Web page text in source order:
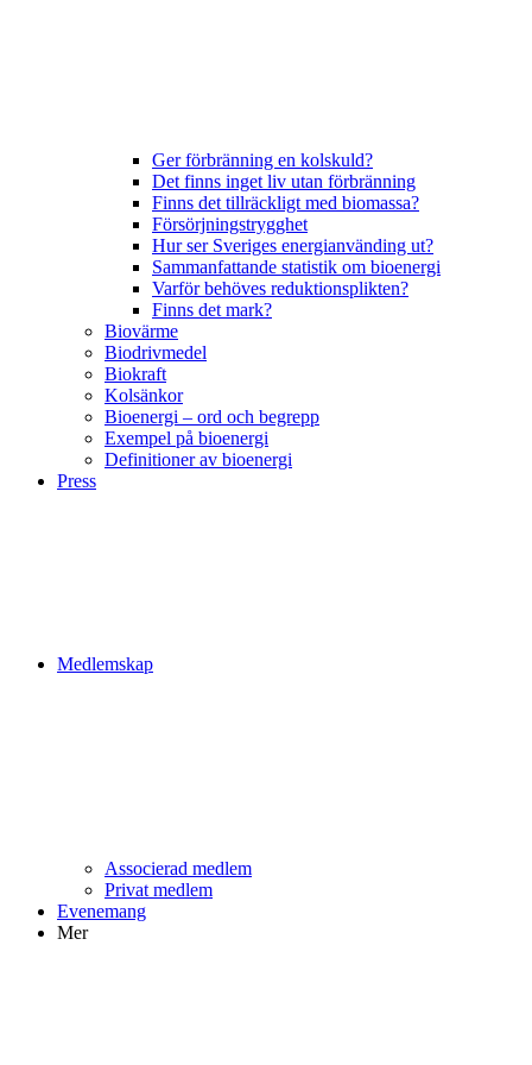
Ger förbränning en kolskuld?
Det finns inget liv utan förbränning
Finns det tillräckligt med biomassa?
Försörjningstrygghet
Hur ser Sveriges energianvänding ut?
Sammanfattande statistik om bioenergi
Varför behöves reduktionsplikten?
Finns det mark?
Biovärme
Biodrivmedel
Biokraft
Kolsänkor
Bioenergi – ord och begrepp
Exempel på bioenergi
Definitioner av bioenergi
Press
Medlemskap
Associerad medlem
Privat medlem
Evenemang
Mer